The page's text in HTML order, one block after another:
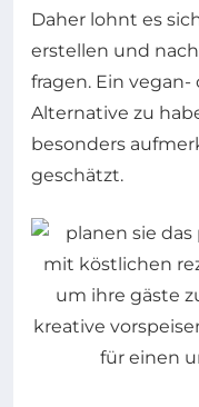
Daher lohnt es
erstellen und
fragen. Ein
Alternative zu
besonders
geschätzt.